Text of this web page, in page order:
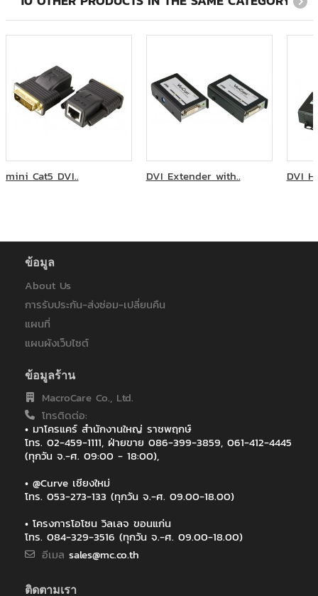
โรงเรียนวิทยาศาสตร์จุฬาภรณราชวิทยาลัย ชลบุรี
ภาควิชาออร์โทปิดิกส์ มหาวิทยาลัยเชียงใหม่
โรงพยาบาลจุฬาลงกรณ์มหาวิทยาลัย
มหาวิทยาลัยสุโขทัยธรรมาธิราช
การไฟฟ้าส่วนภูมิภาค
การไฟฟ้าส่วนภูมิภาคสาขาหาดใหญ่
คณะวิทยาศาสตร์ประยุกต์ มหาวิทยาลัยเทคโนโลยีพระจอมเกล้า
พระนครเหนือ
คณะสัตวแพทยศาสตร์ มหาวิทยาลัยเกษตรศาสตร์
คณะแพทยศาสตร์ มหาวิทยาลัยมหิดล โรงพยาบาลรามาธิบดี
บริษัท กรุงเทพโทรทัศน์และวิทยุ จำกัด
บริษัท กัลฟ์ เจพี เอ็นเอส จำกัด
บริษัท พีทีที ดิจิตอล โซลูชั่น จำกัด
บริษัท ออโตสตอร์ จำกัด
บริษัท โซริเมะ (ประเทศไทย) จำกัด
บริษัท โรงพยาบาลวิภาวดี จำกัด (มหาชน)
ภาควิชาคณะวิศวะ โยธา สถาบันเทคโนโลยีพระจอมเกล้าเจ้าคุณทหาร
ลาดกระบัง
ภาควิชาวิสัญญีวิทยา คณะแพทยศาสตร์ มหาวิทยาลัยเชียงใหม่
มหาวิทยาลัยกรุงเทพ
มหาวิทยาลัยมหาสารคาม
มหาวิทยาลัยวลัยลักษณ์
มหาวิทยาลัยสงขลานครินทร์
มหาวิทยาลัยสงขลานครินทร์ วิทยาเขตหาดใหญ่
มหาวิทยาลัยเชียงใหม่
mini Cat5 DVI.. DVI Extender with.. DVI
ข้อมูล
About Us
การรับประกัน-ส่งซ่อม-เปลี่ยนคืน
แผนที่
แผนผังเว็บไซต์
ข้อมูลร้าน
MacroCare Co., Ltd.
โทรติดต่อ:
• มาโครแคร์ สำนักงานใหญ่ ราชพฤกษ์
โทร. 02-459-1111, ฝ่ายขาย 086-399-3859, 061-412-4445
(ทุกวัน จ.-ศ. 09:00 - 18:00),
• @Curve เชียงใหม่
โทร. 053-273-133 (ทุกวัน จ.-ศ. 09.00-18.00)
• โครงการโอโซน วิลเลจ ขอนแก่น
โทร. 084-329-3516 (ทุกวัน จ.-ศ. 09.00-18.00)
อีเมล sales@mc.co.th
ติดตามเรา